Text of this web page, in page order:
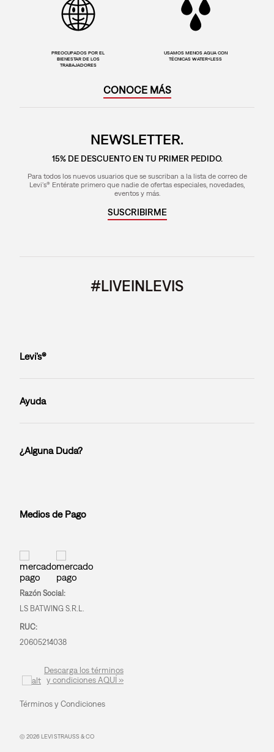
PREOCUPADOS POR EL
BIENESTAR DE LOS
TRABAJADORES
USAMOS MENOS AGUA CON
TÉCNICAS WATER<LESS
CONOCE MÁS
NEWSLETTER.
15% DE DESCUENTO EN TU PRIMER PEDIDO.
Para todos los nuevos usuarios que se suscriban a la lista de correo de
Levi's® Entérate primero que nadie de ofertas especiales, novedades,
eventos y más.
SUSCRIBIRME
#LIVEINLEVIS
Levi’s®
Ayuda
¿Alguna Duda?
Medios de Pago
Razón Social:
LS BATWING S.R.L.
RUC:
20605214038
Descarga los términos
y condiciones AQUÍ »
Términos y Condiciones
© 2026 LEVI STRAUSS & CO